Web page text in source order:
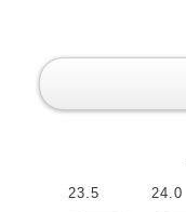
23.5 24.0